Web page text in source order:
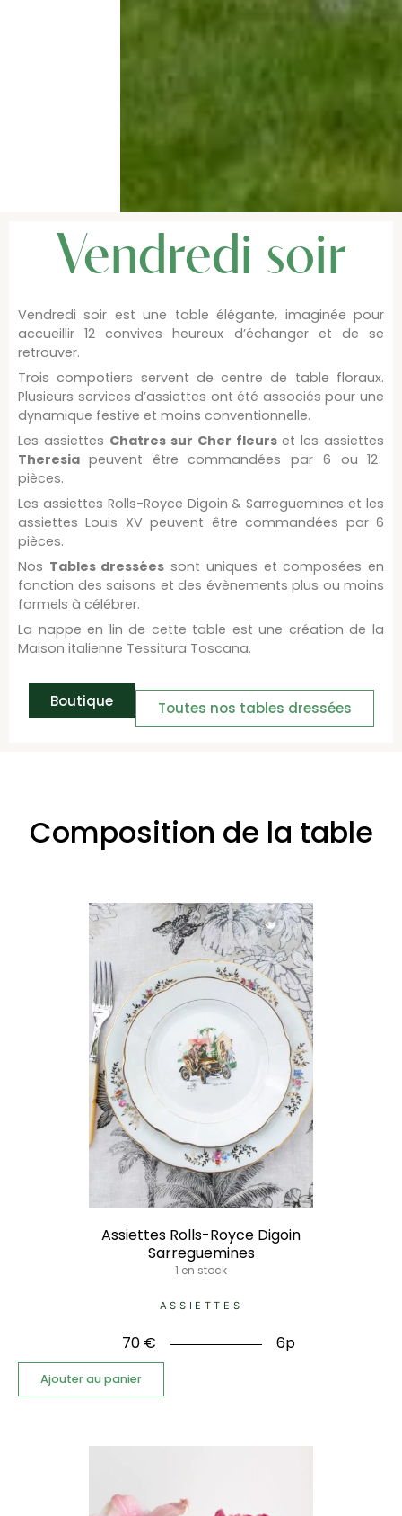
Vendredi soir
Vendredi soir est une table élégante, imaginée pour
accueillir 12 convives heureux d’échanger et de se
retrouver.
Trois compotiers servent de centre de table floraux.
Plusieurs services d’assiettes ont été associés pour une
dynamique festive et moins conventionnelle.
Les assiettes Chatres sur Cher fleurs et les assiettes
Theresia peuvent être commandées par 6 ou 12
pièces.
Les assiettes Rolls-Royce Digoin & Sarreguemines et les
assiettes Louis XV peuvent être commandées par 6
pièces.
Nos Tables dressées sont uniques et composées en
fonction des saisons et des évènements plus ou moins
formels à célébrer.
La nappe en lin de cette table est une création de la
Maison italienne Tessitura Toscana.
Boutique Toutes nos tables dressées
Composition de la table
Assiettes Rolls-Royce Digoin
Sarreguemines
1 en stock
ASSIETTES
70 € 6p
Ajouter au panier